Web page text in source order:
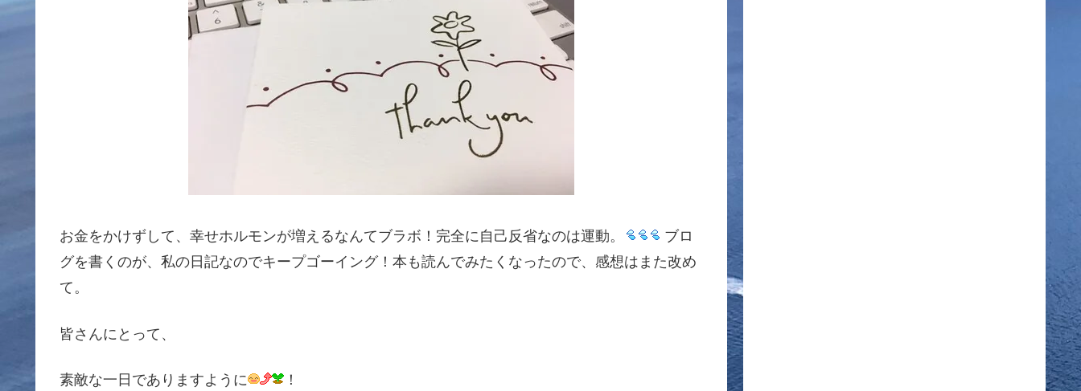
お金をかけずして、幸せホルモンが増えるなんてブラボ！完全に自己反省なのは運動。
ブロ
グを書くのが、私の日記なのでキープゴーイング！本も読んでみたくなったので、感想はまた改め
て。
皆さんにとって、
素敵な一日でありますように
！